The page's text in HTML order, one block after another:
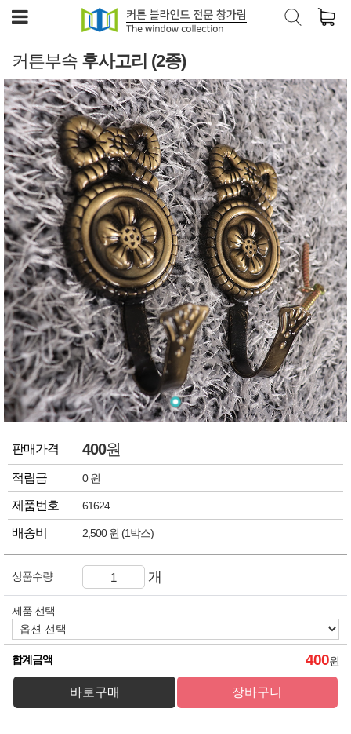
커튼부속 후사고리 (2종)
판매가격 400원
적립금 0 원
제품번호 61624
배송비 2,500 원 (1박스)
상품수량 개
제품 선택
합계금액 400원